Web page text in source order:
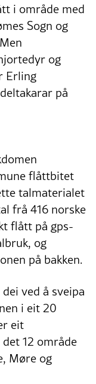
i område med
Sogn og
og
Erling
på
flåttbitet
talmaterialet
frå 416 norske
flått på gps-
og
på bakken.
ved å sveipa
i eit 20
eit
12 område
Møre og